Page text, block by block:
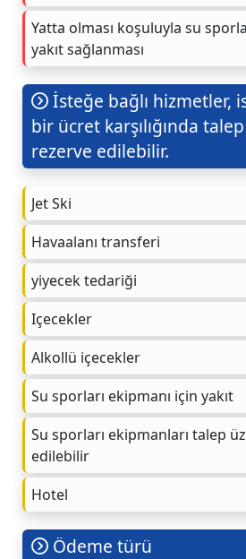
Yatta olması koşuluyla su
yakıt sağlanması
İsteğe bağlı hizmetler,
bir ücret karşılığında
rezerve edilebilir.
Jet Ski
Havaalanı transferi
yiyecek tedariği
Içecekler
Alkollü içecekler
Su sporları ekipmanı için yakıt
Su sporları ekipmanları talep
edilebilir
Hotel
Ödeme türü